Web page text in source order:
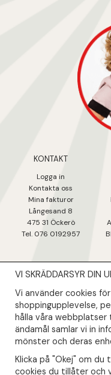
KONTAKT
Logga in
Kontakta oss
Mina fakturor
Långesand 8
475 31 Öckerö
Tel. 076 0192957
Såklart skall du ta del
Din mail kommer
VI SKRÄDDARSYR DIN
Vi använder cookies
shoppingupplevelse,
hålla våra
ändamål samlar vi in
mönster och deras
Klicka på "Okej" om du
cookies du tillåter och